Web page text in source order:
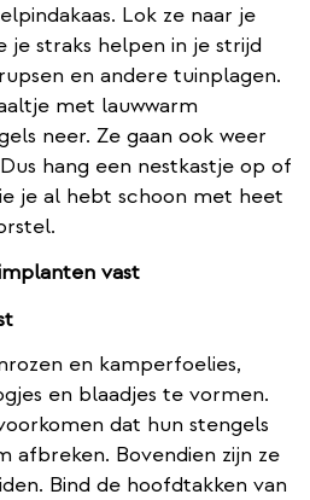
Lok ze naar je
je straks helpen in je strijd
en andere tuinplagen.
met lauwwarm
neer. Ze gaan ook weer
hang een nestkastje op of
je al hebt schoon met heet
vast
en kamperfoelies,
en blaadjes te vormen.
dat hun stengels
afbreken. Bovendien zijn ze
Bind de hoofdtakken van